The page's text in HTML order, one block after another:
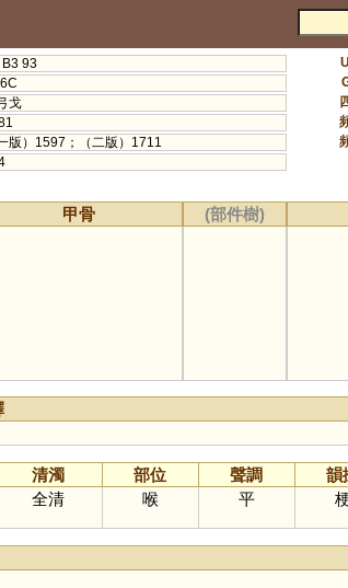
B3 93
戈
一版）1597；（二版）1711
甲骨 (部件樹)
清濁 部位 聲調 韻
全清 喉 平